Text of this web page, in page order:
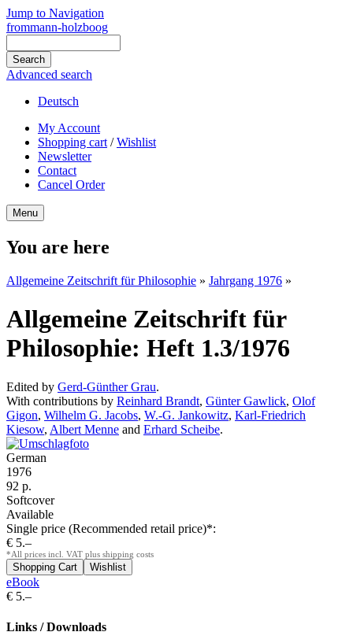
Jump to Navigation
frommann-holzboog
Advanced search
Deutsch
My Account
Shopping cart /Wishlist
Newsletter
Contact
Cancel Order
Menu
You are here
Allgemeine Zeitschrift für Philosophie » Jahrgang 1976 »
Allgemeine Zeitschrift für
Philosophie: Heft 1.3/1976
Edited by Gerd-Günther Grau.
With contributions by Reinhard Brandt, Günter Gawlick, Olof
Gigon, Wilhelm G. Jacobs, W.-G. Jankowitz, Karl-Friedrich
Kiesow, Albert Menne and Erhard Scheibe.
German
1976
92 p.
Softcover
Available
Single price (Recommended retail price)*:
€ 5.–
*All prices incl. VAT plus shipping costs
eBook
€ 5.–
Links / Downloads